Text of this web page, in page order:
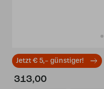
Jetzt € 5,- günstiger!
313,00